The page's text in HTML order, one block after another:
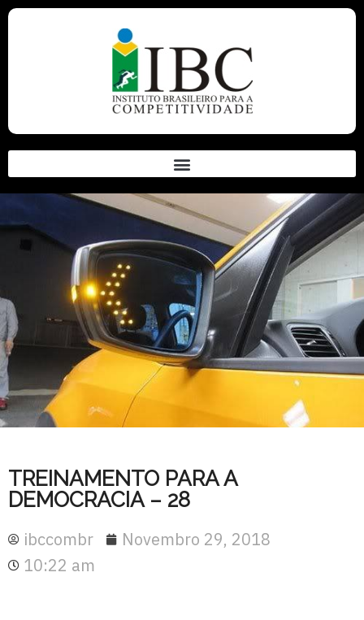
TREINAMENTO PARA A
DEMOCRACIA – 28
ibccombr
Novembro 29, 2018
10:22 am